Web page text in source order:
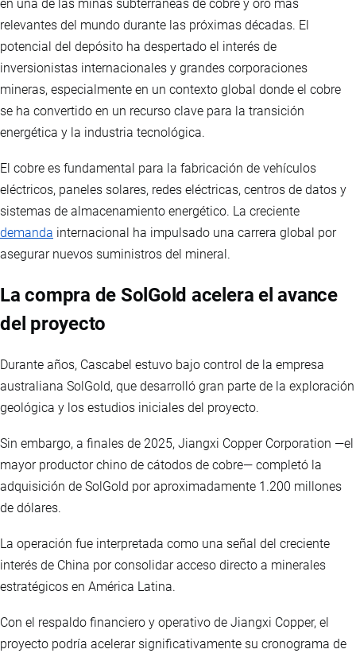
en una de las minas subterráneas de cobre y oro más
relevantes del mundo durante las próximas décadas. El
potencial del depósito ha despertado el interés de
inversionistas internacionales y grandes corporaciones
mineras, especialmente en un contexto global donde el cobre
se ha convertido en un recurso clave para la transición
energética y la industria tecnológica.
El cobre es fundamental para la fabricación de vehículos
eléctricos, paneles solares, redes eléctricas, centros de datos y
sistemas de almacenamiento energético. La creciente
demanda internacional ha impulsado una carrera global por
asegurar nuevos suministros del mineral.
La compra de SolGold acelera el avance
del proyecto
Durante años, Cascabel estuvo bajo control de la empresa
australiana SolGold, que desarrolló gran parte de la exploración
geológica y los estudios iniciales del proyecto.
Sin embargo, a finales de 2025, Jiangxi Copper Corporation —el
mayor productor chino de cátodos de cobre— completó la
adquisición de SolGold por aproximadamente 1.200 millones
de dólares.
La operación fue interpretada como una señal del creciente
interés de China por consolidar acceso directo a minerales
estratégicos en América Latina.
Con el respaldo financiero y operativo de Jiangxi Copper, el
proyecto podría acelerar significativamente su cronograma de